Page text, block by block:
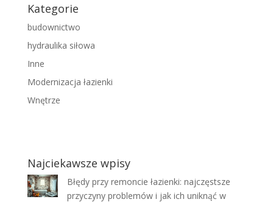
Kategorie
budownictwo
hydraulika siłowa
Inne
Modernizacja łazienki
Wnętrze
Najciekawsze wpisy
Błędy przy remoncie łazienki: najczęstsze
przyczyny problemów i jak ich uniknąć w